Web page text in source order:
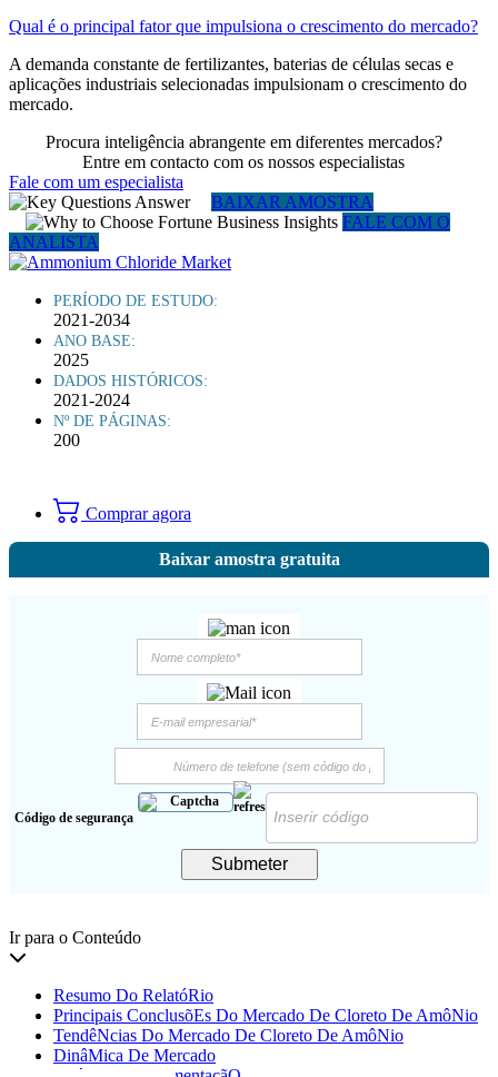
Qual é o principal fator que impulsiona o crescimento do mercado?
A demanda constante de fertilizantes, baterias de células secas e
aplicações industriais selecionadas impulsionam o crescimento do
mercado.
Procura inteligência abrangente em diferentes mercados?
Entre em contacto com os nossos especialistas
Fale com um especialista
BAIXAR AMOSTRA
FALE COM O
ANALISTA
PERÍODO DE ESTUDO:
2021-2034
ANO BASE:
2025
DADOS HISTÓRICOS:
2021-2024
Nº DE PÁGINAS:
200
Comprar agora
Baixar amostra gratuita
Código de segurança
Submeter
Ir para o Conteúdo
Resumo Do RelatóRio
Principais ConclusõEs Do Mercado De Cloreto De AmôNio
TendêNcias Do Mercado De Cloreto De AmôNio
DinâMica De Mercado